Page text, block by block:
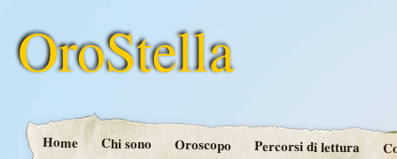
OroStella
Home Chi sono Oroscopo Percorsi di lettura